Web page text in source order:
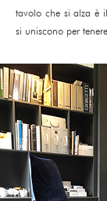
tavolo che si alza è
si uniscono per